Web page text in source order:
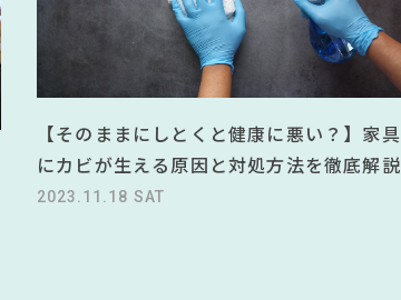
【そのままにしとくと健康に悪い？】家具
にカビが生える原因と対処方法を徹底解説
2023.11.18 SAT